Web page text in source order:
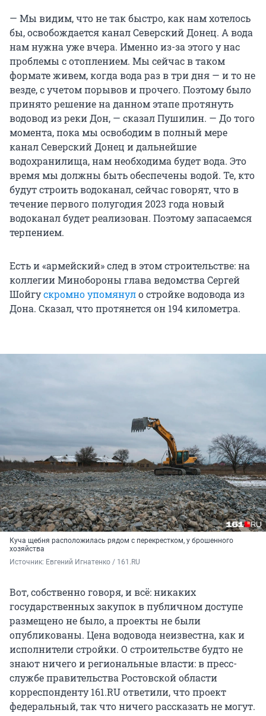
— Мы видим, что не так быстро, как нам хотелось
бы, освобождается канал Северский Донец. А вода
нам нужна уже вчера. Именно из-за этого у нас
проблемы с отоплением. Мы сейчас в таком
формате живем, когда вода раз в три дня — и то не
везде, с учетом порывов и прочего. Поэтому было
принято решение на данном этапе протянуть
водовод из реки Дон, — сказал Пушилин. — До того
момента, пока мы освободим в полный мере
канал Северский Донец и дальнейшие
водохранилища, нам необходима будет вода. Это
время мы должны быть обеспечены водой. Те, кто
будут строить водоканал, сейчас говорят, что в
течение первого полугодия 2023 года новый
водоканал будет реализован. Поэтому запасаемся
терпением.
Есть и «армейский» след в этом строительстве: на
коллегии Минобороны глава ведомства Сергей
Шойгускромно упомянуло стройке водовода из
Дона. Сказал, что протянется он 194 километра.
Куча щебня расположилась рядом с перекрестком, у брошенного
хозяйства
Источник: Евгений Игнатенко / 161.RU
Вот, собственно говоря, и всё: никаких
государственных закупок в публичном доступе
размещено не было, а проекты не были
опубликованы. Цена водовода неизвестна, как и
исполнители стройки. О строительстве будто не
знают ничего и региональные власти: в пресс-
службе правительства Ростовской области
корреспонденту 161.RU ответили, что проект
федеральный, так что ничего рассказать не могут.